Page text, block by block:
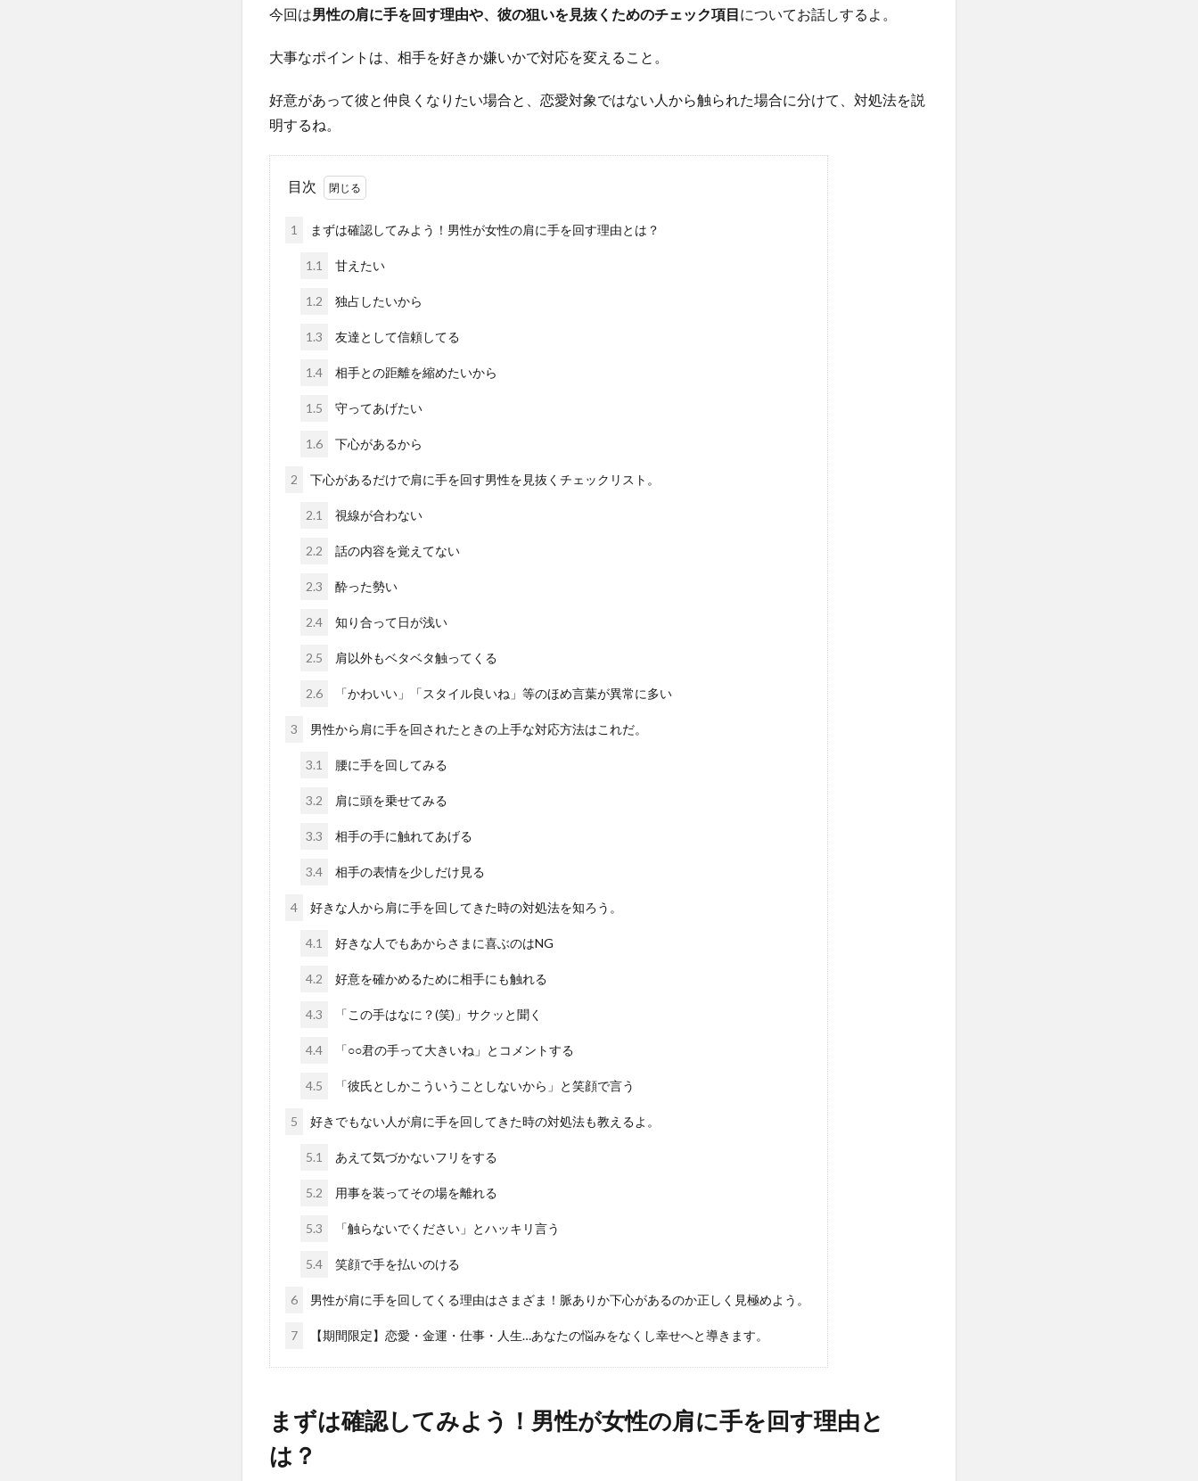
今回は男性の肩に手を回す理由や、彼の狙いを見抜くためのチェック項目についてお話しするよ。
大事なポイントは、相手を好きか嫌いかで対応を変えること。
好意があって彼と仲良くなりたい場合と、恋愛対象ではない人から触られた場合に分けて、対処法を説
明するね。
目次
1 まずは確認してみよう！男性が女性の肩に手を回す理由とは？
1.1 甘えたい
1.2 独占したいから
1.3 友達として信頼してる
1.4 相手との距離を縮めたいから
1.5 守ってあげたい
1.6 下心があるから
2 下心があるだけで肩に手を回す男性を見抜くチェックリスト。
2.1 視線が合わない
2.2 話の内容を覚えてない
2.3 酔った勢い
2.4 知り合って日が浅い
2.5 肩以外もベタベタ触ってくる
2.6 「かわいい」「スタイル良いね」等のほめ言葉が異常に多い
3 男性から肩に手を回されたときの上手な対応方法はこれだ。
3.1 腰に手を回してみる
3.2 肩に頭を乗せてみる
3.3 相手の手に触れてあげる
3.4 相手の表情を少しだけ見る
4 好きな人から肩に手を回してきた時の対処法を知ろう。
4.1 好きな人でもあからさまに喜ぶのはNG
4.2 好意を確かめるために相手にも触れる
4.3 「この手はなに？(笑)」サクッと聞く
4.4 「○○君の手って大きいね」とコメントする
4.5 「彼氏としかこういうことしないから」と笑顔で言う
5 好きでもない人が肩に手を回してきた時の対処法も教えるよ。
5.1 あえて気づかないフリをする
5.2 用事を装ってその場を離れる
5.3 「触らないでください」とハッキリ言う
5.4 笑顔で手を払いのける
6 男性が肩に手を回してくる理由はさまざま！脈ありか下心があるのか正しく見極めよう。
7 【期間限定】恋愛・金運・仕事・人生…あなたの悩みをなくし幸せへと導きます。
まずは確認してみよう！男性が女性の肩に手を回す理由と
は？